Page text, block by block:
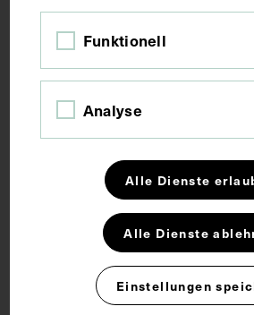
CC BY-NC-SA 4.0
Zugehörige Objekte
Funktionell
Analyse
Alle Dienste
Alle Dienste
Einstellungen